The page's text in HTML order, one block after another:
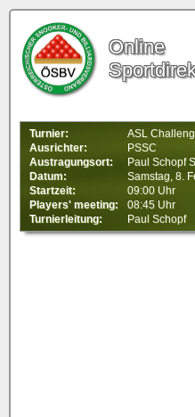
Online
Turnier:
ASL
Ausrichter:
PSSC
Austragungsort:
Paul Schopf
Datum:
Samstag, 8.
Startzeit:
09:00 Uhr
Players' meeting:
08:45 Uhr
Turnierleitung:
Paul Schopf